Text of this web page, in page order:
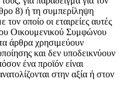
8) ή τη συμπερίληψη
οποίο οι εταιρείες αυτές
Οικουμενικού Συμφώνου
άρθρα χρησιμεύουν
και δεν υποδεικνύουν
ένα προϊόν είναι
στην αξία ή στον